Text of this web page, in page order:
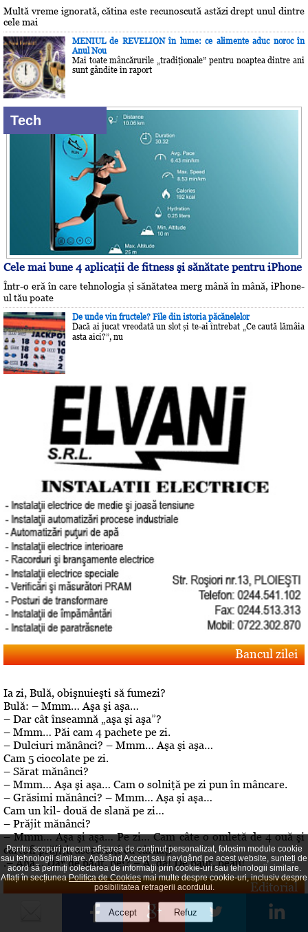
Multă vreme ignorată, cătina este recunoscută astăzi drept unul dintre
cele mai
MENIUL de REVELION în lume: ce alimente aduc noroc în
Anul Nou
Mai toate mâncărurile „tradiţionale” pentru noaptea dintre ani
sunt gândite în raport
Tech
Cele mai bune 4 aplicaţii de fitness şi sănătate pentru iPhone
Într-o eră în care tehnologia și sănătatea merg mână în mână, iPhone-
ul tău poate
De unde vin fructele? File din istoria păcănelelor
Dacă ai jucat vreodată un slot și te-ai întrebat „Ce caută lămâia
asta aici?”, nu
Bancul zilei
Ia zi, Bulă, obişnuieşti să fumezi?
Bulă: – Mmm… Aşa şi aşa…
– Dar cât înseamnă „aşa şi aşa”?
– Mmm… Păi cam 4 pachete pe zi.
– Dulciuri mănânci? – Mmm… Aşa şi aşa…
Cam 5 ciocolate pe zi.
– Sărat mănânci?
– Mmm… Aşa şi aşa… Cam o solniţă pe zi pun în mâncare.
– Grăsimi mănânci? – Mmm… Aşa şi aşa…
Cam un kil- două de slană pe zi…
– Prăjit mănânci?
– Mmm… Aşa şi aşa… Pe zi… Cam câte o omletă de 4 ouă şi
cartofi prăjiţi, asezonaţi cu cârnaţi
.– Aha… Dar de băut, bei? – A, da! De băut, beau!
Editorial
Despre "cazul" Gheboasa
Pentru scopuri precum afișarea de conținut personalizat, folosim module cookie
sau tehnologii similare. Apăsând Accept sau navigând pe acest website, sunteți de
acord să permiți colectarea de informații prin cookie-uri sau tehnologii similare.
Aflați în secțiuneaPolitica de Cookiesmai multe despre cookie-uri, inclusiv despre
posibilitatea retragerii acordului.